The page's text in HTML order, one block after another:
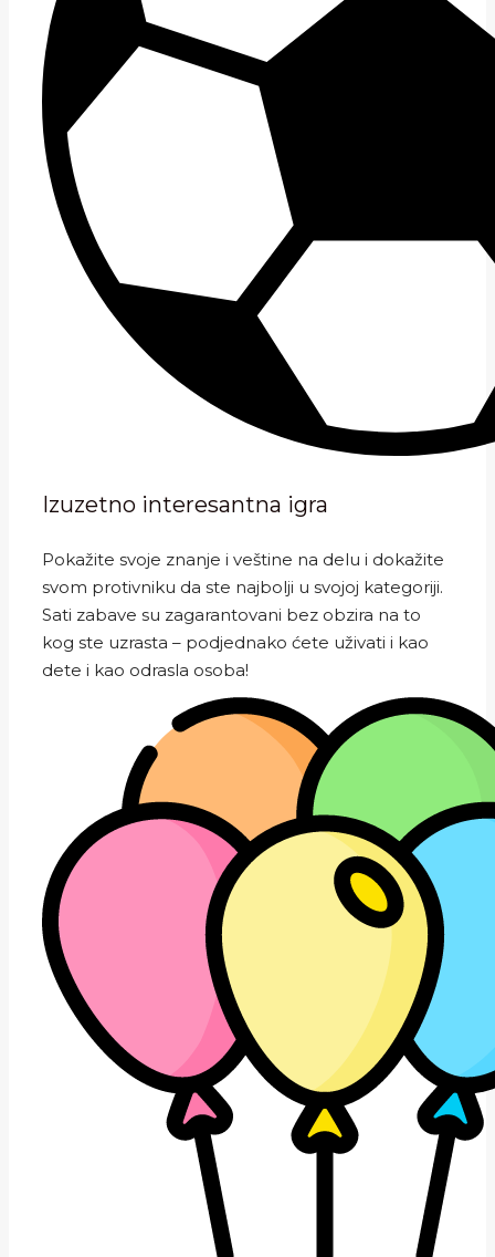
Izuzetno interesantna igra
Pokažite svoje znanje i veštine na delu i dokažite
svom protivniku da ste najbolji u svojoj kategoriji.
Sati zabave su zagarantovani bez obzira na to
kog ste uzrasta – podjednako ćete uživati i kao
dete i kao odrasla osoba!